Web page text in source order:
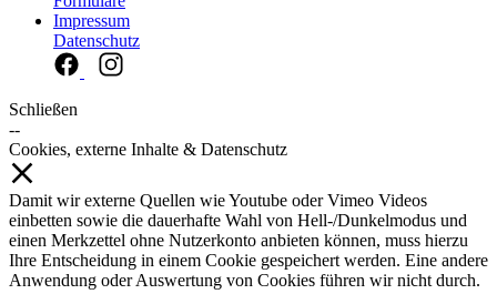
Impressum
Datenschutz
Schließen
--
Cookies, externe Inhalte & Datenschutz
Damit wir externe Quellen wie Youtube oder Vimeo Videos
einbetten sowie die dauerhafte Wahl von Hell-/Dunkelmodus und
einen Merkzettel ohne Nutzerkonto anbieten können, muss hierzu
Ihre Entscheidung in einem Cookie gespeichert werden. Eine andere
Anwendung oder Auswertung von Cookies führen wir nicht durch.